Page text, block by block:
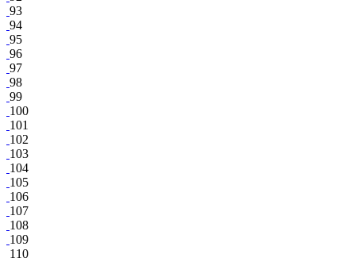
93
94
95
96
97
98
99
100
101
102
103
104
105
106
107
108
109
110